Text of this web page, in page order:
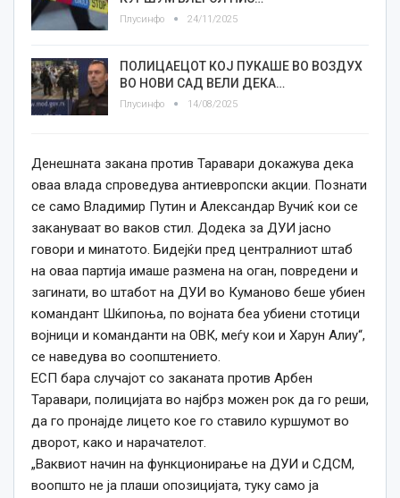
Плусинфо 24/11/2025
ПОЛИЦАЕЦОТ КОЈ ПУКАШЕ ВО ВОЗДУХ
ВО НОВИ САД ВЕЛИ ДЕКА…
Плусинфо 14/08/2025
Денешната закана против Таравари докажува дека
оваа влада спроведува антиевропски акции. Познати
се само Владимир Путин и Александар Вучиќ кои се
закануваат во ваков стил. Додека за ДУИ јасно
говори и минатото. Бидејќи пред централниот штаб
на оваа партија имаше размена на оган, повредени и
загинати, во штабот на ДУИ во Куманово беше убиен
командант Шќипоња, по војната беа убиени стотици
војници и команданти на ОВК, меѓу кои и Харун Алиу“,
се наведува во соопштението.
ЕСП бара случајот со заканата против Арбен
Таравари, полицијата во најбрз можен рок да го реши,
да го пронајде лицето кое го ставило куршумот во
дворот, како и нарачателот.
„Ваквиот начин на функционирање на ДУИ и СДСМ,
воопшто не ја плаши опозицијата, туку само ја